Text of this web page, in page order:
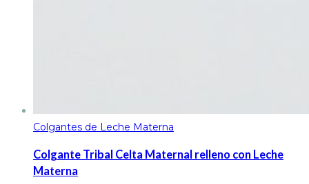
Colgantes de Leche Materna
Colgante Tribal Celta Maternal relleno con Leche
Materna